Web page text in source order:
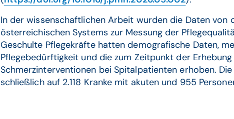
In der wissenschaftlichen Arbeit wurden die Daten von
österreichischen Systems zur Messung der
Geschulte Pflegekräfte hatten demografische Daten,
Pflegebedürftigkeit und die zum Zeitpunkt der
Schmerzinterventionen bei Spitalpatienten erhoben.
schließlich auf 2.118 Kranke mit akuten und 955